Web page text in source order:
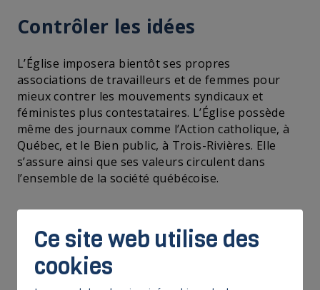
Contrôler les idées
L’Église imposera bientôt ses propres
associations de travailleurs et de femmes pour
mieux contrer les mouvements syndicaux et
féministes plus contestataires. L’Église possède
même des journaux comme l’Action catholique, à
Québec, et le Bien public, à Trois-Rivières. Elle
s’assure ainsi que ses valeurs circulent dans
l’ensemble de la société québécoise.
Ce site web utilise des
cookies